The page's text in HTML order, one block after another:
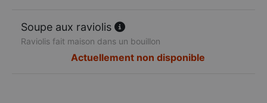
Soupe aux raviolis
Raviolis fait maison dans un bouillon
Actuellement non disponible